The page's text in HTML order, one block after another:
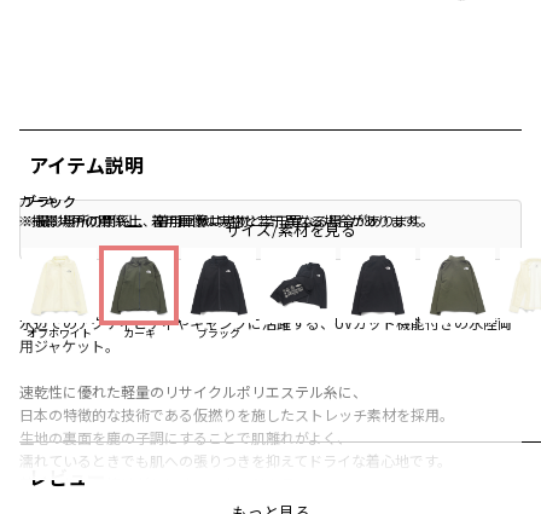
カーキ
※撮影場所の関係上、着用画像は実物と若干異なる場合があります。
ブラック
※撮影場所の関係上、着用画像は実物と若干異なる場合があります。
ブラック
オフホワイト カーキ ブラック
レビュー
アイテム説明
サイズ/素材を見る
水辺でのアクティビティやキャンプに活躍する、UVカット機能付きの水陸両
用ジャケット。
速乾性に優れた軽量のリサイクルポリエステル糸に、
日本の特徴的な技術である仮撚りを施したストレッチ素材を採用。
生地の裏面を鹿の子調にすることで肌離れがよく、
濡れているときでも肌への張りつきを抑えてドライな着心地です。
首まわりの日焼けがしにくいスタンドカラー
。UVプロテクト（UPF50＋、紫外線カット率95％以上）機能付き。